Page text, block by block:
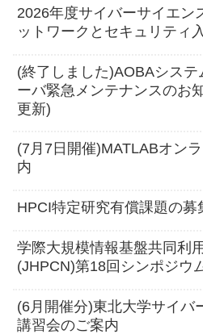
2026年度サイバーサイエン
ットワークとセキュリティ
(終了しました)AOBAシス
ーバ緊急メンテナンスのお
更新)
(7月7日開催)MATLABオン
内
HPCI特定研究有償課題の募
学際大規模情報基盤共同利
(JHPCN)第18回シンポジウ
(6月開催分)東北大学サイバ
講習会のご案内